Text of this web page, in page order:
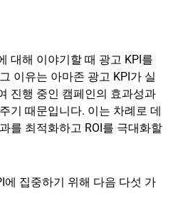
대해 이야기할 때 광고 KPI를
이유는 아마존 광고 KPI가 실
진행 중인 캠페인의 효과성과
기 때문입니다. 이는 차례로 데
를 최적화하고 ROI를 극대화할
에 집중하기 위해 다음 다섯 가